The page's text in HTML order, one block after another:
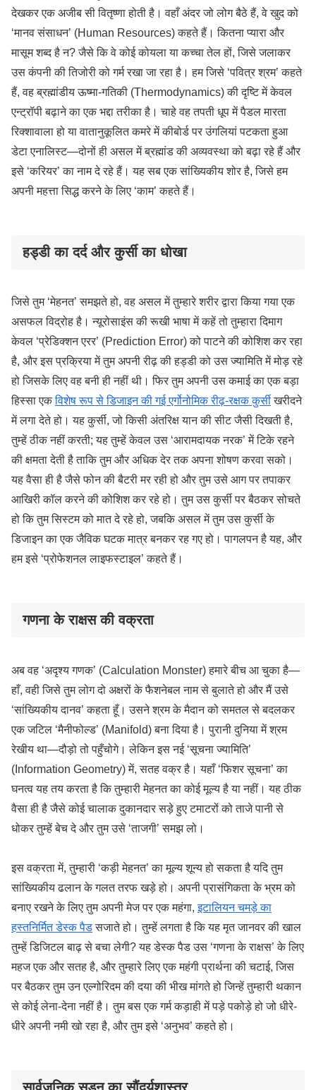
देखकर एक अजीब सी वितृष्णा होती है। वहाँ अंदर जो लोग बैठे हैं, वे खुद को
‘मानव संसाधन’ (Human Resources) कहते हैं। कितना प्यारा और
मासूम शब्द है न? जैसे कि वे कोई कोयला या कच्चा तेल हों, जिसे जलाकर
उस कंपनी की तिजोरी को गर्म रखा जा रहा है। हम जिसे ‘पवित्र श्रम’ कहते
हैं, वह ब्रह्मांडीय ऊष्मा-गतिकी (Thermodynamics) की दृष्टि में केवल
एन्ट्रॉपी बढ़ाने का एक भद्दा तरीका है। चाहे वह तपती धूप में पैडल मारता
रिक्शावाला हो या वातानुकूलित कमरे में कीबोर्ड पर उंगलियां पटकता हुआ
डेटा एनालिस्ट—दोनों ही असल में ब्रह्मांड की अव्यवस्था को बढ़ा रहे हैं और
इसे ‘करियर’ का नाम दे रहे हैं। यह सब एक सांख्यिकीय शोर है, जिसे हम
अपनी महत्ता सिद्ध करने के लिए ‘काम’ कहते हैं।
हड्डी का दर्द और कुर्सी का धोखा
जिसे तुम ‘मेहनत’ समझते हो, वह असल में तुम्हारे शरीर द्वारा किया गया एक
असफल विद्रोह है। न्यूरोसाइंस की रूखी भाषा में कहें तो तुम्हारा दिमाग
केवल ‘प्रेडिक्शन एरर’ (Prediction Error) को पाटने की कोशिश कर रहा
है, और इस प्रक्रिया में तुम अपनी रीढ़ की हड्डी को उस ज्यामिति में मोड़ रहे
हो जिसके लिए वह बनी ही नहीं थी। फिर तुम अपनी उस कमाई का एक बड़ा
हिस्सा एकविशेष रूप से डिजाइन की गई एर्गोनोमिक रीढ़-रक्षक कुर्सीखरीदने
में लगा देते हो। यह कुर्सी, जो किसी अंतरिक्ष यान की सीट जैसी दिखती है,
तुम्हें ठीक नहीं करती; यह तुम्हें केवल उस ‘आरामदायक नरक’ में टिके रहने
की क्षमता देती है ताकि तुम और अधिक देर तक अपना शोषण करवा सको।
यह वैसा ही है जैसे फोन की बैटरी मर रही हो और तुम उसे आग पर तपाकर
आखिरी कॉल करने की कोशिश कर रहे हो। तुम उस कुर्सी पर बैठकर सोचते
हो कि तुम सिस्टम को मात दे रहे हो, जबकि असल में तुम उस कुर्सी के
डिजाइन का एक जैविक घटक मात्र बनकर रह गए हो। पागलपन है यह, और
हम इसे ‘प्रोफेशनल लाइफस्टाइल’ कहते हैं।
गणना के राक्षस की वक्रता
अब वह ‘अदृश्य गणक’ (Calculation Monster) हमारे बीच आ चुका है—
हाँ, वही जिसे तुम लोग दो अक्षरों के फैशनेबल नाम से बुलाते हो और मैं उसे
‘सांख्यिकीय दानव’ कहता हूँ। उसने श्रम के मैदान को समतल से बदलकर
एक जटिल ‘मैनीफोल्ड’ (Manifold) बना दिया है। पुरानी दुनिया में श्रम
रेखीय था—दौड़ो तो पहुँचोगे। लेकिन इस नई ‘सूचना ज्यामिति’
(Information Geometry) में, सतह वक्र है। यहाँ ‘फिशर सूचना’ का
घनत्व यह तय करता है कि तुम्हारी मेहनत का कोई मूल्य है या नहीं। यह ठीक
वैसा ही है जैसे कोई चालाक दुकानदार सड़े हुए टमाटरों को ताजे पानी से
धोकर तुम्हें बेच दे और तुम उसे ‘ताजगी’ समझ लो।
इस वक्रता में, तुम्हारी ‘कड़ी मेहनत’ का मूल्य शून्य हो सकता है यदि तुम
सांख्यिकीय ढलान के गलत तरफ खड़े हो। अपनी प्रासंगिकता के भ्रम को
बनाए रखने के लिए तुम अपनी मेज पर एक महंगा,इटालियन चमड़े का
हस्तनिर्मित डेस्क पैडसजाते हो। तुम्हें लगता है कि यह मृत जानवर की खाल
तुम्हें डिजिटल बाढ़ से बचा लेगी? यह डेस्क पैड उस ‘गणना के राक्षस’ के लिए
महज एक और सतह है, और तुम्हारे लिए एक महंगी प्रार्थना की चटाई, जिस
पर बैठकर तुम उन एल्गोरिदम की दया की भीख मांगते हो जिन्हें तुम्हारी थकान
से कोई लेना-देना नहीं है। तुम बस एक गर्म कड़ाही में पड़े पकोड़े हो जो धीरे-
धीरे अपनी नमी खो रहा है, और तुम इसे ‘अनुभव’ कहते हो।